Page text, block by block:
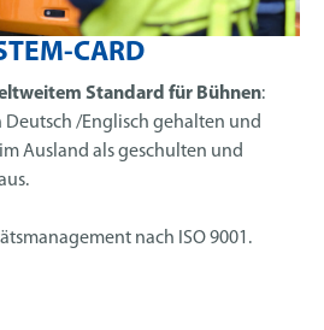
CARD
Standard für Bühnen:
Deutsch /Englisch gehalten und
Ausland als geschulten und
nach ISO 9001.